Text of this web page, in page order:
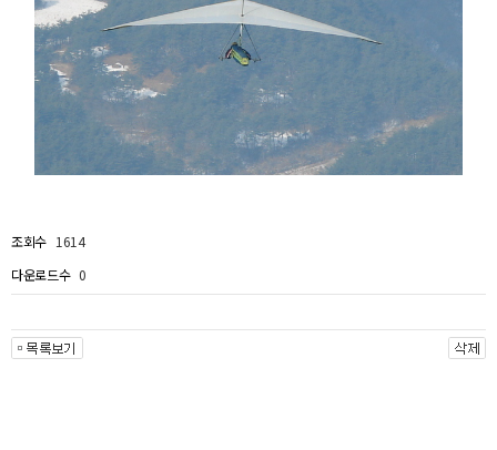
조회수 1614
다운로드수 0